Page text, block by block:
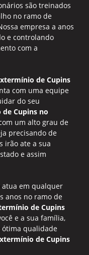
são treinados
no ramo de
empresa a anos
e controlando
com a
de Cupins
com uma equipe
do seu
Cupins no
um alto grau de
precisando de
irão ate a sua
e assim
atua em qualquer
anos no ramo de
de Cupins
e a sua família,
qualidade
de Cupins